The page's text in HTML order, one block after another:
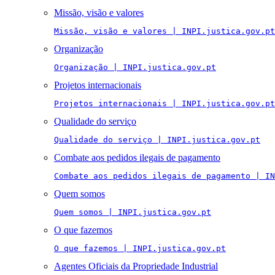
Missão, visão e valores
Missão, visão e valores | INPI.justica.gov.pt
Organização
Organização | INPI.justica.gov.pt
Projetos internacionais
Projetos internacionais | INPI.justica.gov.pt
Qualidade do serviço
Qualidade do serviço | INPI.justica.gov.pt
Combate aos pedidos ilegais de pagamento
Combate aos pedidos ilegais de pagamento |
Quem somos
Quem somos | INPI.justica.gov.pt
O que fazemos
O que fazemos | INPI.justica.gov.pt
Agentes Oficiais da Propriedade Industrial